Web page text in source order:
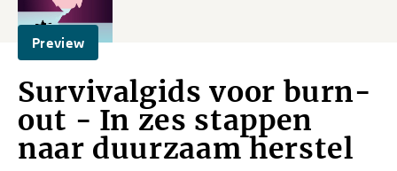
Preview
Survivalgids voor burn-
out - In zes stappen
naar duurzaam herstel